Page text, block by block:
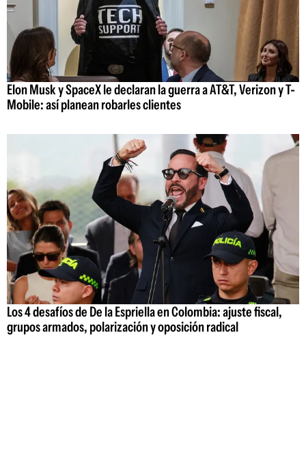
Elon Musk y SpaceX le declaran la guerra a AT&T, Verizon y T-
Mobile: así planean robarles clientes
Los 4 desafíos de De la Espriella en Colombia: ajuste fiscal,
grupos armados, polarización y oposición radical